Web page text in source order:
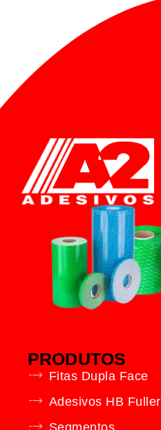
PRODUTOS
Fitas Dupla Face
Adesivos HB Fuller